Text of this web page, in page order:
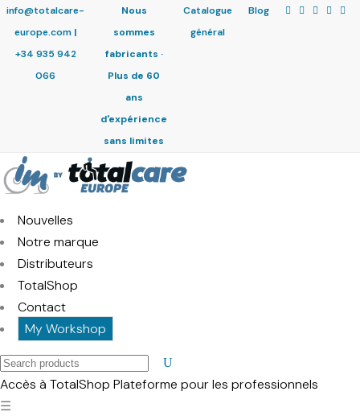
info@totalcare-
europe.com|
+34 935 942
066
Nous
sommes
fabricants ·
Plus de 60
ans
d'expérience
sans limites
Catalogue
général
Blog
Nouvelles
Notre marque
Distributeurs
TotalShop
Contact
My Workshop
Search
products
Accès à TotalShop Plateforme pour les professionnels
☰